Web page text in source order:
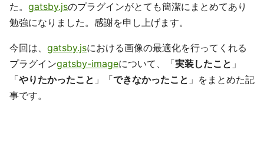
た。 gatsby.jsのプラグインがとても簡潔にまとめてあり
勉強になりました。感謝を申し上げます。
今回は、 gatsby.jsにおける画像の最適化を行ってくれる
プラグインgatsby-imageについて、「実装したこと 」
「やりたかったこと 」「できなかったこと 」をまとめた記
事です。